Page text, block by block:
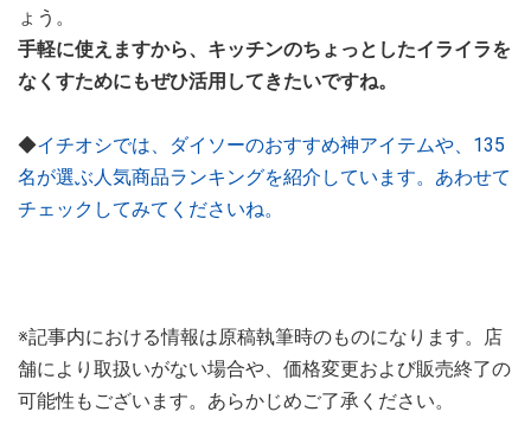
ょう。
手軽に使えますから、キッチンのちょっとしたイライラを
なくすためにもぜひ活用してきたいですね。
◆イチオシでは、ダイソーのおすすめ神アイテムや、135
名が選ぶ人気商品ランキングを紹介しています。あわせて
チェックしてみてくださいね。
※記事内における情報は原稿執筆時のものになります。店
舗により取扱いがない場合や、価格変更および販売終了の
可能性もございます。あらかじめご了承ください。